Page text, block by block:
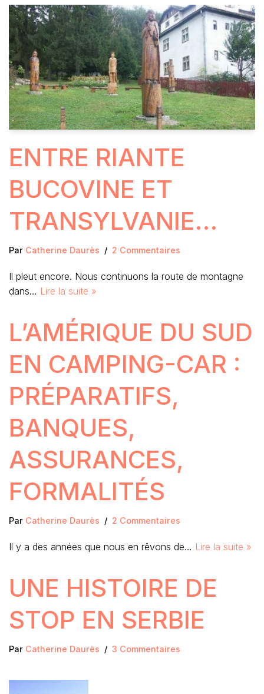
ENTRE RIANTE
BUCOVINE ET
TRANSYLVANIE…
Par Catherine Daurès 2 Commentaires
Il pleut encore. Nous continuons la route de montagne
dans… Lire la suite »
L’AMÉRIQUE DU SUD
EN CAMPING-CAR :
PRÉPARATIFS,
BANQUES,
ASSURANCES,
FORMALITÉS
Par Catherine Daurès 2 Commentaires
Il y a des années que nous en rêvons de… Lire la suite »
UNE HISTOIRE DE
STOP EN SERBIE
Par Catherine Daurès 3 Commentaires